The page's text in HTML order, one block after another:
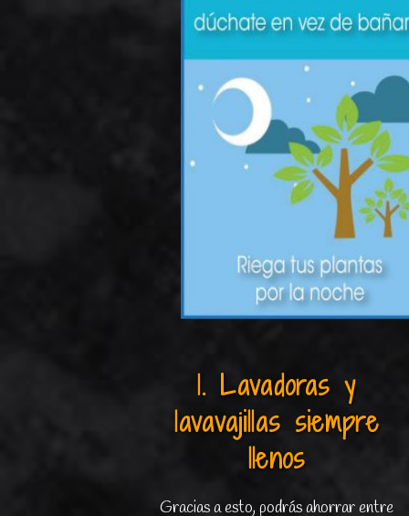
1. Lavadoras y
lavavajillas siempre
llenos
Gracias a esto, podrás ahorrar entre